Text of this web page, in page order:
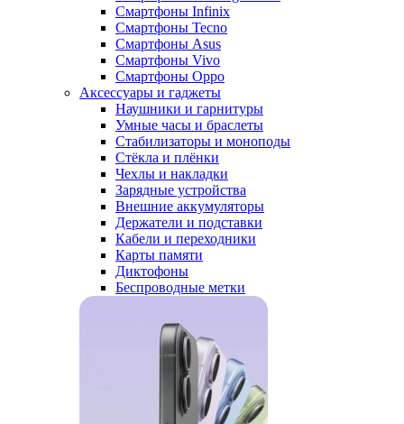
Смартфоны Infinix
Смартфоны Tecno
Смартфоны Asus
Смартфоны Vivo
Смартфоны Oppo
Аксессуары и гаджеты
Наушники и гарнитуры
Умные часы и браслеты
Стабилизаторы и моноподы
Стёкла и плёнки
Чехлы и накладки
Зарядные устройства
Внешние аккумуляторы
Держатели и подставки
Кабели и переходники
Карты памяти
Диктофоны
Беспроводные метки